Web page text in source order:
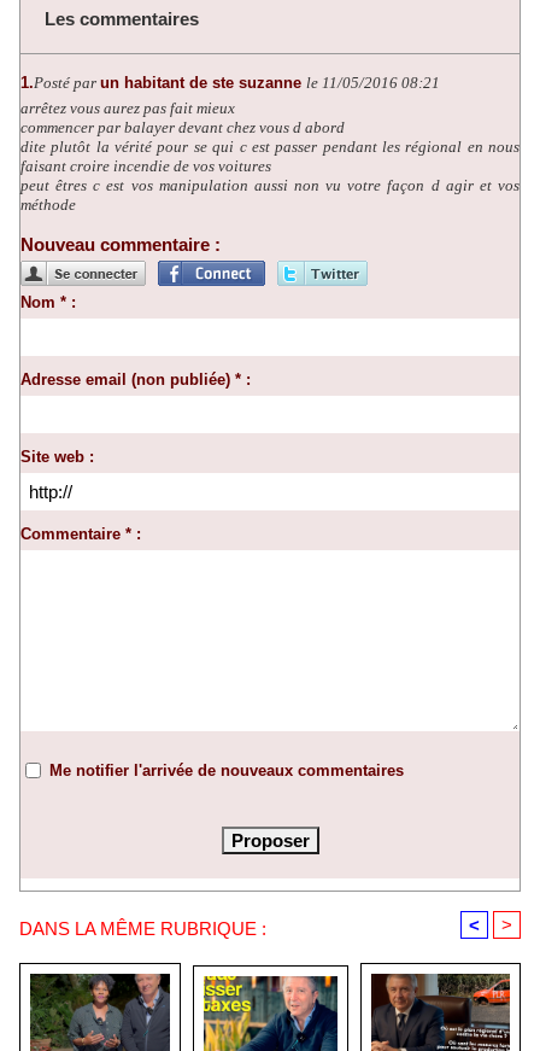
Les commentaires
1.Posté par un habitant de ste suzanne le 11/05/2016 08:21
arrêtez vous aurez pas fait mieux
commencer par balayer devant chez vous d abord
dite plutôt la vérité pour se qui c est passer pendant les régional en nous
faisant croire incendie de vos voitures
peut êtres c est vos manipulation aussi non vu votre façon d agir et vos
méthode
Nouveau commentaire :
Nom * :
Adresse email (non publiée) * :
Site web :
Commentaire * :
Me notifier l'arrivée de nouveaux commentaires
DANS LA MÊME RUBRIQUE : < >